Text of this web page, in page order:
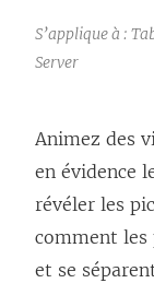
S’applique à :
Server
Animez des
en évidence
révéler les
comment les
et se